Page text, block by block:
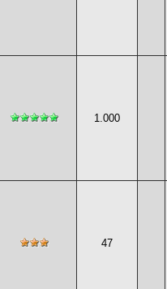
1.000
47